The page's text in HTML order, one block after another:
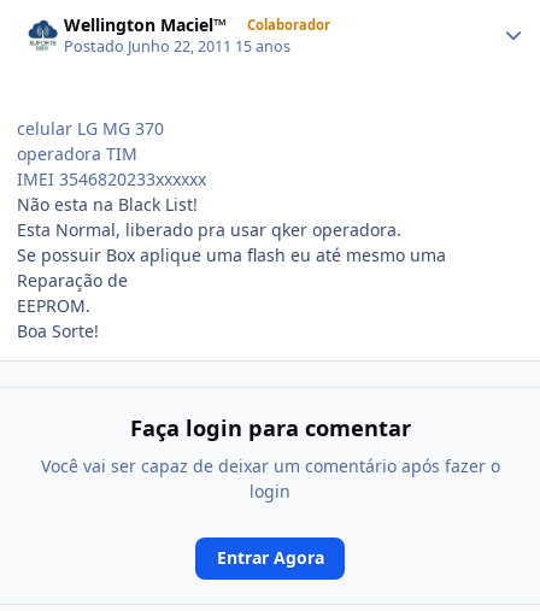
Wellington Maciel™ Colaborador
Postado Junho 22, 2011 15 anos
celular LG MG 370
operadora TIM
IMEI 3546820233xxxxxx
Não esta na Black List!
Esta Normal, liberado pra usar qker operadora.
Se possuir Box aplique uma flash eu até mesmo uma
Reparação de
EEPROM.
Boa Sorte!
Faça login para comentar
Você vai ser capaz de deixar um comentário após fazer o
login
Entrar Agora